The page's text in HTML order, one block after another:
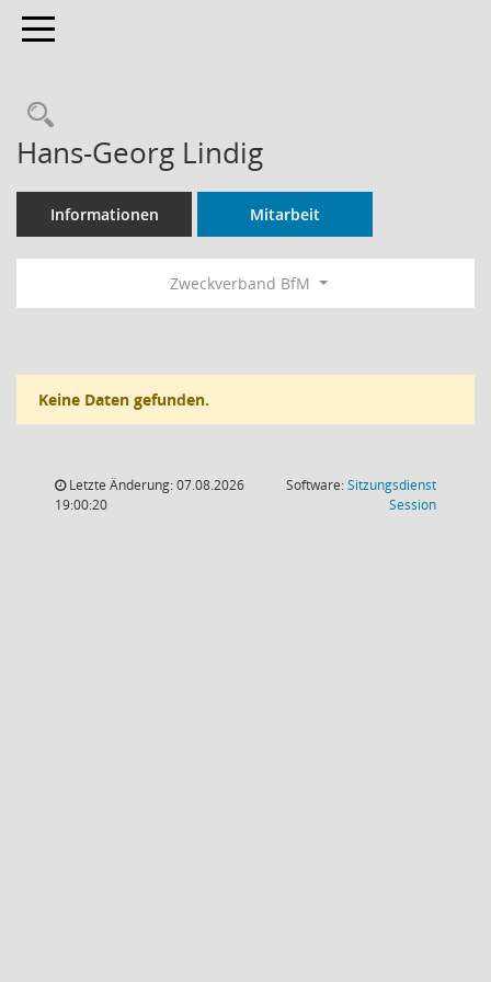
Toggle navigation
Rechercheauswahl
Hans-Georg Lindig
Informationen Mitarbeit
Zweckverband BfM
Keine Daten gefunden.
Letzte Änderung: 07.08.2026
19:00:20
Software:Sitzungsdienst
Session(Wird in